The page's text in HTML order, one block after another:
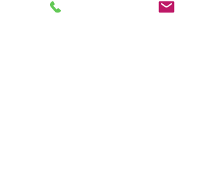
индивидуальные чехлы, которые